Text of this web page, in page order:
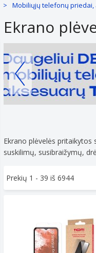
Mobiliųjų telefonų priedai,
Ekrano
Ekrano plėvelės
suskilimų, susibraižymų,
Prekių 1 - 39 iš 6944
Ekrano apsauga